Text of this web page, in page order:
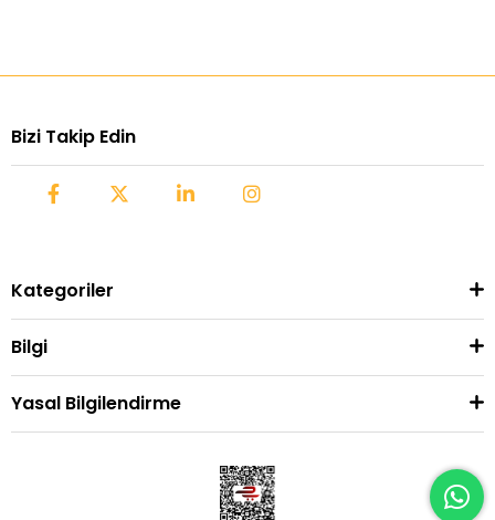
Bizi Takip Edin
Kategoriler
Bilgi
Yasal Bilgilendirme